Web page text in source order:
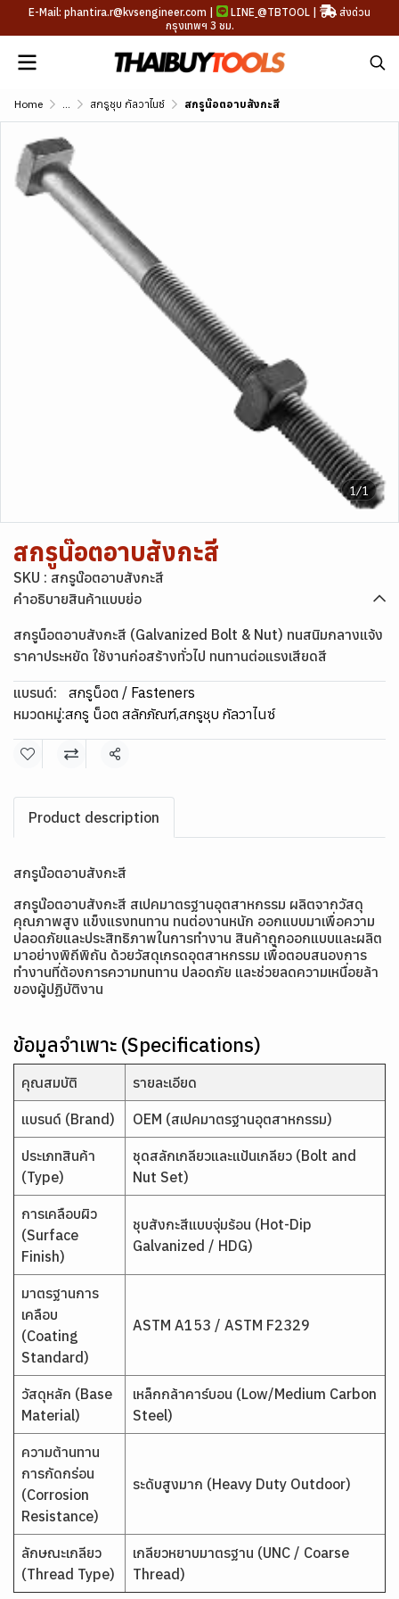
E-Mail: phantira.r@kvsengineer.com | LINE @TBTOOL |
ส่งด่วน
กรุงเทพฯ 3 ชม.
Home ... สกรูชุบ กัลวาไนซ์ สกรูน๊อตอาบสังกะสี
1/1
สกรูน๊อตอาบสังกะสี
SKU : สกรูน๊อตอาบสังกะสี
คำอธิบายสินค้าแบบย่อ
สกรูน็อตอาบสังกะสี (Galvanized Bolt & Nut) ทนสนิมกลางแจ้ง
ราคาประหยัด ใช้งานก่อสร้างทั่วไป ทนทานต่อแรงเสียดสี
แบรนด์:
สกรูน็อต / Fasteners
หมวดหมู่:สกรู น็อต สลักภัณฑ์,สกรูชุบ กัลวาไนซ์
แชร์
Product description
สกรูน๊อตอาบสังกะสี
สกรูน๊อตอาบสังกะสี สเปคมาตรฐานอุตสาหกรรม ผลิตจากวัสดุ
คุณภาพสูง แข็งแรงทนทาน ทนต่องานหนัก ออกแบบมาเพื่อความ
ปลอดภัยและประสิทธิภาพในการทำงาน สินค้าถูกออกแบบและผลิต
มาอย่างพิถีพิถัน ด้วยวัสดุเกรดอุตสาหกรรม เพื่อตอบสนองการ
ทำงานที่ต้องการความทนทาน ปลอดภัย และช่วยลดความเหนื่อยล้า
ของผู้ปฏิบัติงาน
ข้อมูลจำเพาะ (Specifications)
คุณสมบัติ รายละเอียด
แบรนด์ (Brand) OEM (สเปคมาตรฐานอุตสาหกรรม)
ประเภทสินค้า
(Type)
ชุดสลักเกลียวและแป้นเกลียว (Bolt and
Nut Set)
การเคลือบผิว
(Surface
Finish)
ชุบสังกะสีแบบจุ่มร้อน (Hot-Dip
Galvanized / HDG)
มาตรฐานการ
เคลือบ
(Coating
Standard)
ASTM A153 / ASTM F2329
วัสดุหลัก (Base
Material)
เหล็กกล้าคาร์บอน (Low/Medium Carbon
Steel)
ความต้านทาน
การกัดกร่อน
(Corrosion
Resistance)
ระดับสูงมาก (Heavy Duty Outdoor)
ลักษณะเกลียว
(Thread Type)
เกลียวหยาบมาตรฐาน (UNC / Coarse
Thread)